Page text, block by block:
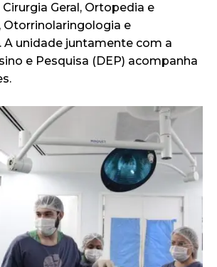
Geral, Ortopedia e
Otorrinolaringologia e
A unidade juntamente com a
e Pesquisa (DEP) acompanha